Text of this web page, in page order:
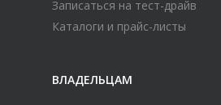
Записаться на тест-драйв
Каталоги и прайс-листы
ВЛАДЕЛЬЦАМ